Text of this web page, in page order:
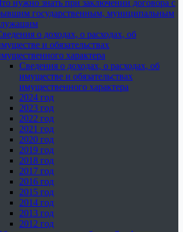
нужно знать при заключении договора с
государственным, муниципальным
о доходах, о расходах, об
и обязательствах
характера
Сведения о доходах, о расходах, об
имуществе и обязательствах
имущественного характера
2024 год
2023 год
2022 год
2021 год
2020 год
2019 год
2018 год
2017 год
2016 год
2015 год
2014 год
2013 год
2012 год